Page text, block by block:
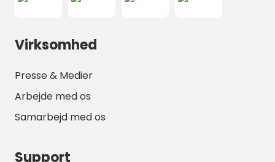
Virksomhed
Presse & Medier
Arbejde med os
Samarbejd med os
Support